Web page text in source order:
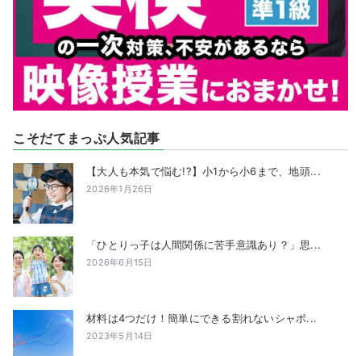
こそだてまっぷ人気記事
【大人も本気で悩む!?】小1から小6まで、地頭...
2026年1月26日
「ひとりっ子は人間関係に苦手意識あり？」思...
2026年6月15日
材料は4つだけ！簡単にできる割れないシャボ...
2023年5月14日